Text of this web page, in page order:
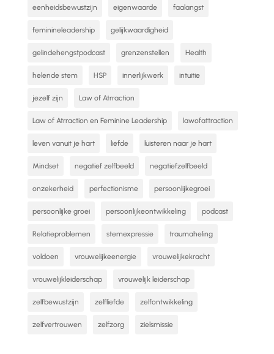
eenheidsbewustzijn eigenwaarde faalangst
feminineleadership gelijkwaardigheid
gelindehengstpodcast grenzenstellen Health
helende stem HSP innerlijkwerk intuitie
jezelf zijn Law of Atrraction
Law of Atrraction en Feminine Leadership lawofattraction
leven vanuit je hart liefde luisteren naar je hart
Mindset negatief zelfbeeld negatiefzelfbeeld
onzekerheid perfectionisme persoonlijkegroei
persoonlijke groei persoonlijkeontwikkeling podcast
Relatieproblemen stemexpressie traumaheling
voldoen vrouwelijkeenergie vrouwelijkekracht
vrouwelijkleiderschap vrouwelijk leiderschap
zelfbewustzijn zelfliefde zelfontwikkeling
zelfvertrouwen zelfzorg zielsmissie